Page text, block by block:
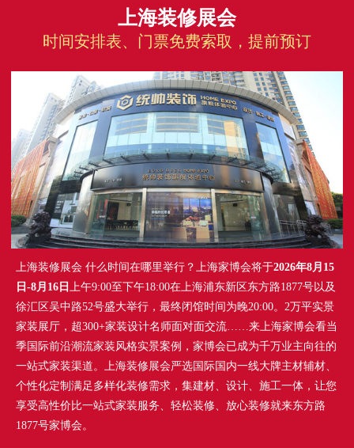
上海装修展会
时间安排表、门票免费索取，提前预订
上海装修展会 什么时间在哪里举行？上海家博会将于2026年8月15
日-8月16日
上午9:00至下午18:00在上海浦东新区东方路1877号以及
徐汇区吴中路52号盛大举行，最终闭馆时间为晚20:00。2万平实景
家装展厅，超300+家装设计名师面对面交流……来上海家博会看当
季国际前沿潮流家装风格实景案例，家博会已成为千万业主向往的
一站式家装渠道。上海装修展会严选国际国内一线大牌主材辅材、
个性化定制满足多样化装修需求，集建材、设计、施工一体，让您
享受高性价比一站式家装服务、轻松装修、放心装修就来东方路
1877号家博会。